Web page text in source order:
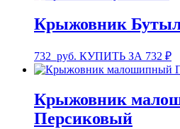
Крыжовник
732 руб. КУПИТЬ ЗА 732 ₽
Крыжовник
Персиковый